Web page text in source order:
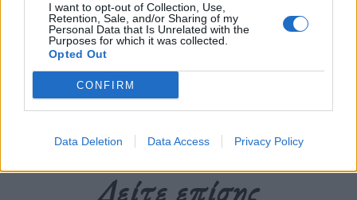
I want to opt-out of Collection, Use,
Retention, Sale, and/or Sharing of my
Personal Data that Is Unrelated with the
Purposes for which it was collected.
Opted Out
CONFIRM
Data Deletion Data Access Privacy Policy
Δημοσιεύθηκε σε
Πολωνία,σερφ,σέρφερ
Δείτε επίσης